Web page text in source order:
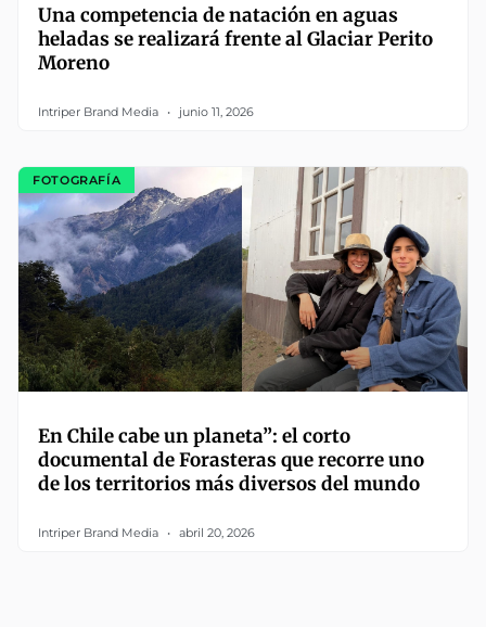
Una competencia de natación en aguas
heladas se realizará frente al Glaciar Perito
Moreno
Intriper Brand Media junio 11, 2026
FOTOGRAFÍA
En Chile cabe un planeta”: el corto
documental de Forasteras que recorre uno
de los territorios más diversos del mundo
Intriper Brand Media abril 20, 2026